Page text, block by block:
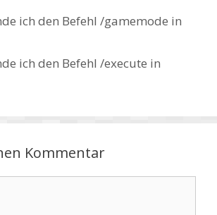
ich den Befehl /gamemode in
ich den Befehl /execute in
Kommentar